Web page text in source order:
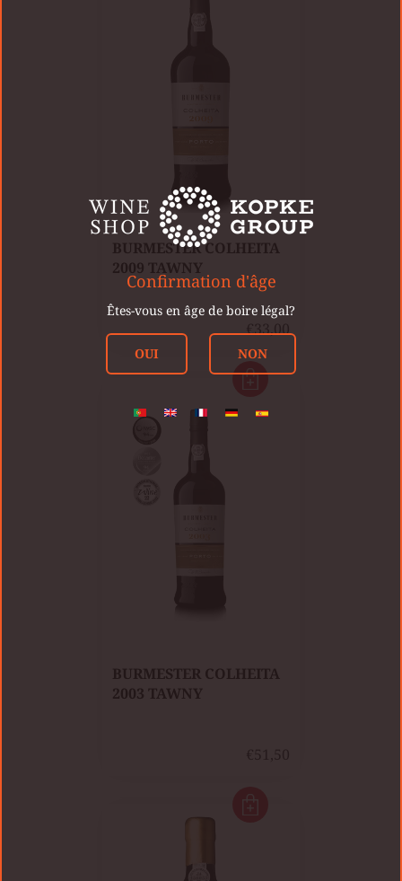
BURMESTER COLHEITA
2009 TAWNY
€33,00
BURMESTER COLHEITA
2003 TAWNY
Confirmation d'âge
Êtes-vous en âge de boire légal?
OUI NON